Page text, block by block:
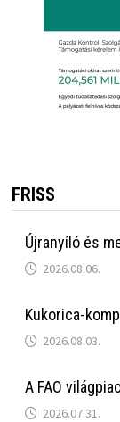
FRISS
Újranyíló és
2026.08.06.
Kukorica-
2026.08.03.
A FAO
2026.07.31.